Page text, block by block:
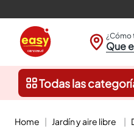
¿Cómo
Que
Todas las
jardín y aire libre